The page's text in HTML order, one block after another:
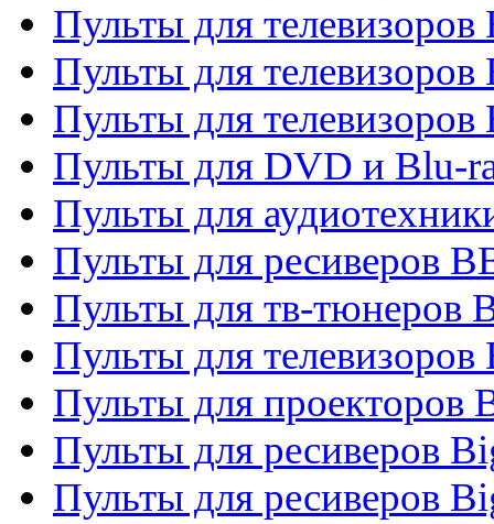
Пульты для
Пульты для
Пульты для
Пульты для DVD и Blu-
Пульты для
Пульты для ресиверов
Пульты для тв-тюнеров
Пульты для телевизоров
Пульты для проекторов
Пульты для ресиверов
Пульты для ресиверов